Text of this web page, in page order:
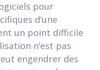
pour
d’une
un point difficile
n’est pas
engendrer des